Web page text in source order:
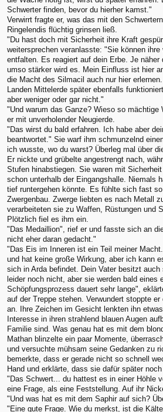
Schwerter finden, bevor du hierher kamst."
Verwirrt fragte er, was das mit den
Ringelendis flüchtig grinsen ließ.
"Du hast doch mit Sicherheit ihre Kraft
weitersprechen veranlasste: "Sie können
entfalten. Es reagiert auf dein Erbe. Je näher
umso stärker wird es. Mein Einfluss ist hier
die Macht des Silmacil auch nur hier
Landen Mittelerde später ebenfalls
aber weniger oder gar nicht."
"Und warum das Ganze? Wieso so mächtige
er mit unverholender Neugierde.
"Das wirst du bald erfahren. Ich habe aber
beantwortet." Sie warf ihm schmunzelnd
ich wusste, wo du warst? Überleg mal über
Er nickte und grübelte angestrengt nach,
Stufen hinabstiegen. Sie waren mit
schon unterhalb der Eingangshalle. Niemals
tief runtergehen könnte. Es fühlte sich fast
Zwergenbau. Zwerge liebten es nach Metall
verarbeiteten sie zu Waffen, Rüstungen und
Plötzlich fiel es ihm ein.
"Das Medaillion", rief er und fasste sich an
nicht eher daran gedacht."
"Das Eis im Inneren ist ein Teil meiner
und hat keine große Wirkung, aber ich kann
sich in Arda befindet. Dein Vater besitzt
leider noch nicht, aber sie werden bald eines
Schöpfungsprozess dauert sehr lange",
auf der Treppe stehen. Verwundert stoppte
an. Ihre Zeichen im Gesicht lenkten ihn
Interesse in ihren strahlend blauen Augen
Familie sind. Was genau hat es mit dem
Mathan blinzelte ein paar Momente,
und versuchte mühsam seine Gedanken zu
bemerkte, dass er gerade nicht so schnell
Hand und erklärte, dass sie dafür später
"Das Schwert... du hattest es in einer Höhle
eine Frage, als eine Feststellung. Auf ihr
"Und was hat es mit dem Saphir auf sich?
"Eine gute Frage. Wie du merkst, ist die